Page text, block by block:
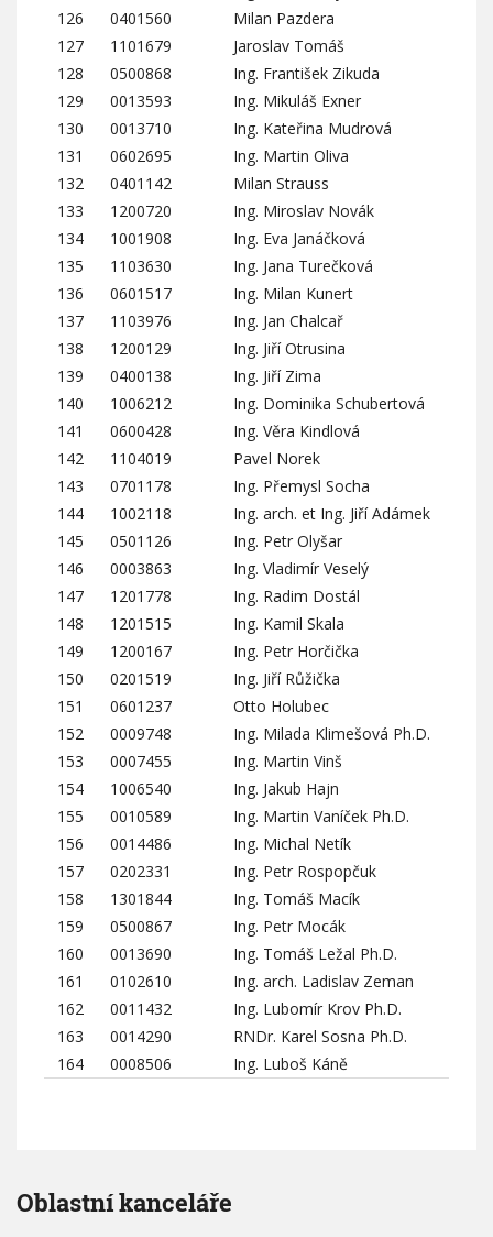
126
0401560
Milan Pazdera
127
1101679
Jaroslav Tomáš
128
0500868
Ing. František Zikuda
129
0013593
Ing. Mikuláš Exner
130
0013710
Ing. Kateřina Mudrová
131
0602695
Ing. Martin Oliva
132
0401142
Milan Strauss
133
1200720
Ing. Miroslav Novák
134
1001908
Ing. Eva Janáčková
135
1103630
Ing. Jana Turečková
136
0601517
Ing. Milan Kunert
137
1103976
Ing. Jan Chalcař
138
1200129
Ing. Jiří Otrusina
139
0400138
Ing. Jiří Zima
140
1006212
Ing. Dominika Schubertová
141
0600428
Ing. Věra Kindlová
142
1104019
Pavel Norek
143
0701178
Ing. Přemysl Socha
144
1002118
Ing. arch. et Ing. Jiří Adámek
145
0501126
Ing. Petr Olyšar
146
0003863
Ing. Vladimír Veselý
147
1201778
Ing. Radim Dostál
148
1201515
Ing. Kamil Skala
149
1200167
Ing. Petr Horčička
150
0201519
Ing. Jiří Růžička
151
0601237
Otto Holubec
152
0009748
Ing. Milada Klimešová Ph.D.
153
0007455
Ing. Martin Vinš
154
1006540
Ing. Jakub Hajn
155
0010589
Ing. Martin Vaníček Ph.D.
156
0014486
Ing. Michal Netík
157
0202331
Ing. Petr Rospopčuk
158
1301844
Ing. Tomáš Macík
159
0500867
Ing. Petr Mocák
160
0013690
Ing. Tomáš Ležal Ph.D.
161
0102610
Ing. arch. Ladislav Zeman
162
0011432
Ing. Lubomír Krov Ph.D.
163
0014290
RNDr. Karel Sosna Ph.D.
164
0008506 Ing. Luboš Káně
Oblastní kanceláře